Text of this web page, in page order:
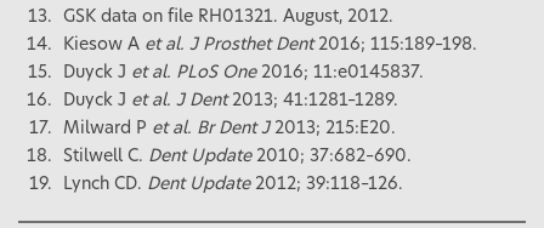
GSK data on file RH01321. August, 2012.
Kiesow A et al. J Prosthet Dent2016; 115:189–198.
Duyck J et al. PLoS One2016; 11:e0145837.
Duyck J et al. J Dent2013; 41:1281–1289.
Milward P et al. Br Dent J 2013; 215:E20.
Stilwell C. Dent Update2010; 37:682–690.
Lynch CD. Dent Update2012; 39:118–126.